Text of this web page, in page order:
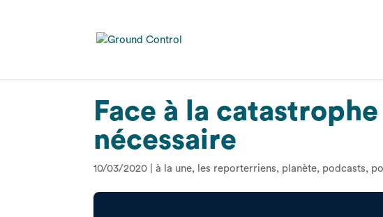
Face à la
nécessaire
10/03/2020 |à la une, les reporterriens, planète, podcasts,